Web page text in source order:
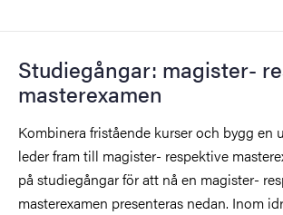
Studiegångar: magister-
masterexamen
Kombinera fristående kurser och bygg en
leder fram till magister- respektive
på studiegångar för att nå en magister-
masterexamen presenteras nedan. Inom